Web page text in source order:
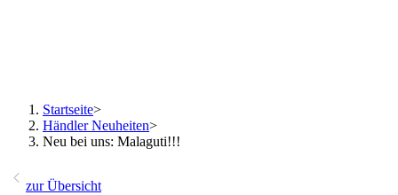
Startseite>
Händler Neuheiten>
Neu bei uns: Malaguti!!!
zur Übersicht